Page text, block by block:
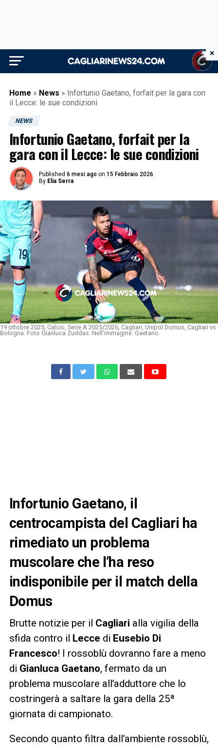
Home » News » Infortunio Gaetano, forfait per la gara con
il Lecce: le sue condizioni
NEWS
Infortunio Gaetano, forfait per la
gara con il Lecce: le sue condizioni
Published 6 mesi ago on 15 Febbraio 2026
By Elia Serra
19 ottobre 2025, Calcio, Serie A 2025/2026, Cagliari, Unipol Domus, Cagliari vs
Bologna. Foto Gianluca Zuddas. Nell'immagine: Gaetano
Infortunio Gaetano, il
centrocampista del Cagliari ha
rimediato un problema
muscolare che l’ha reso
indisponibile per il match della
Domus
Brutte notizie per il Cagliari alla vigilia della
sfida contro il Lecce di Eusebio Di
Francesco! I rossoblù dovranno fare a meno
di Gianluca Gaetano, fermato da un
problema muscolare all’adduttore che lo
costringerà a saltare la gara della 25ª
giornata di campionato.
Secondo quanto filtra dall’ambiente rossoblù,
×